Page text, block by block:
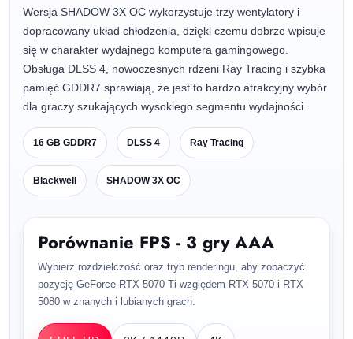
Wersja SHADOW 3X OC wykorzystuje trzy wentylatory i
dopracowany układ chłodzenia, dzięki czemu dobrze wpisuje
się w charakter wydajnego komputera gamingowego.
Obsługa DLSS 4, nowoczesnych rdzeni Ray Tracing i szybka
pamięć GDDR7 sprawiają, że jest to bardzo atrakcyjny wybór
dla graczy szukających wysokiego segmentu wydajności.
16 GB GDDR7 DLSS 4 Ray Tracing
Blackwell SHADOW 3X OC
Porównanie FPS - 3 gry AAA
Wybierz rozdzielczość oraz tryb renderingu, aby zobaczyć
pozycję GeForce RTX 5070 Ti względem RTX 5070 i RTX
5080 w znanych i lubianych grach.